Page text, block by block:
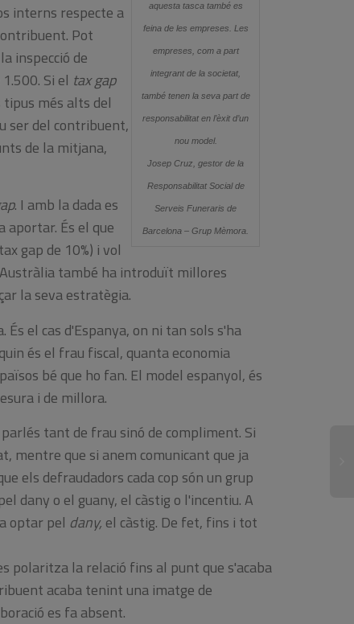
aquesta tasca també es
feina de les empreses. Les
empreses, com a part
integrant de la societat,
també tenen la seva part de
responsabilitat en l’èxit d’un
nou model.
Josep Cruz, gestor de la
Responsabilitat Social de
Serveis Funeraris de
Barcelona – Grup Mèmora.
interns respecte a
Pot
inspecció de
Si el tax gap
més alts del
ser del contribuent,
de la mitjana,
. I amb la dada es
És el que
gap de 10%) i vol
també ha introduït millores
la seva estratègia.
el cas d'Espanya, on ni tan sols s'ha
és el frau fiscal, quanta economia
bé que ho fan. El model espanyol, és
i de millora.
tant de frau sinó de compliment. Si
mentre que si anem comunicant que ja
els defraudadors cada cop són un grup
dany o el guany, el càstig o l'incentiu. A
optar pel dany, el càstig. De fet, fins i tot
polaritza la relació fins al punt que s'acaba
acaba tenint una imatge de
es fa absent.